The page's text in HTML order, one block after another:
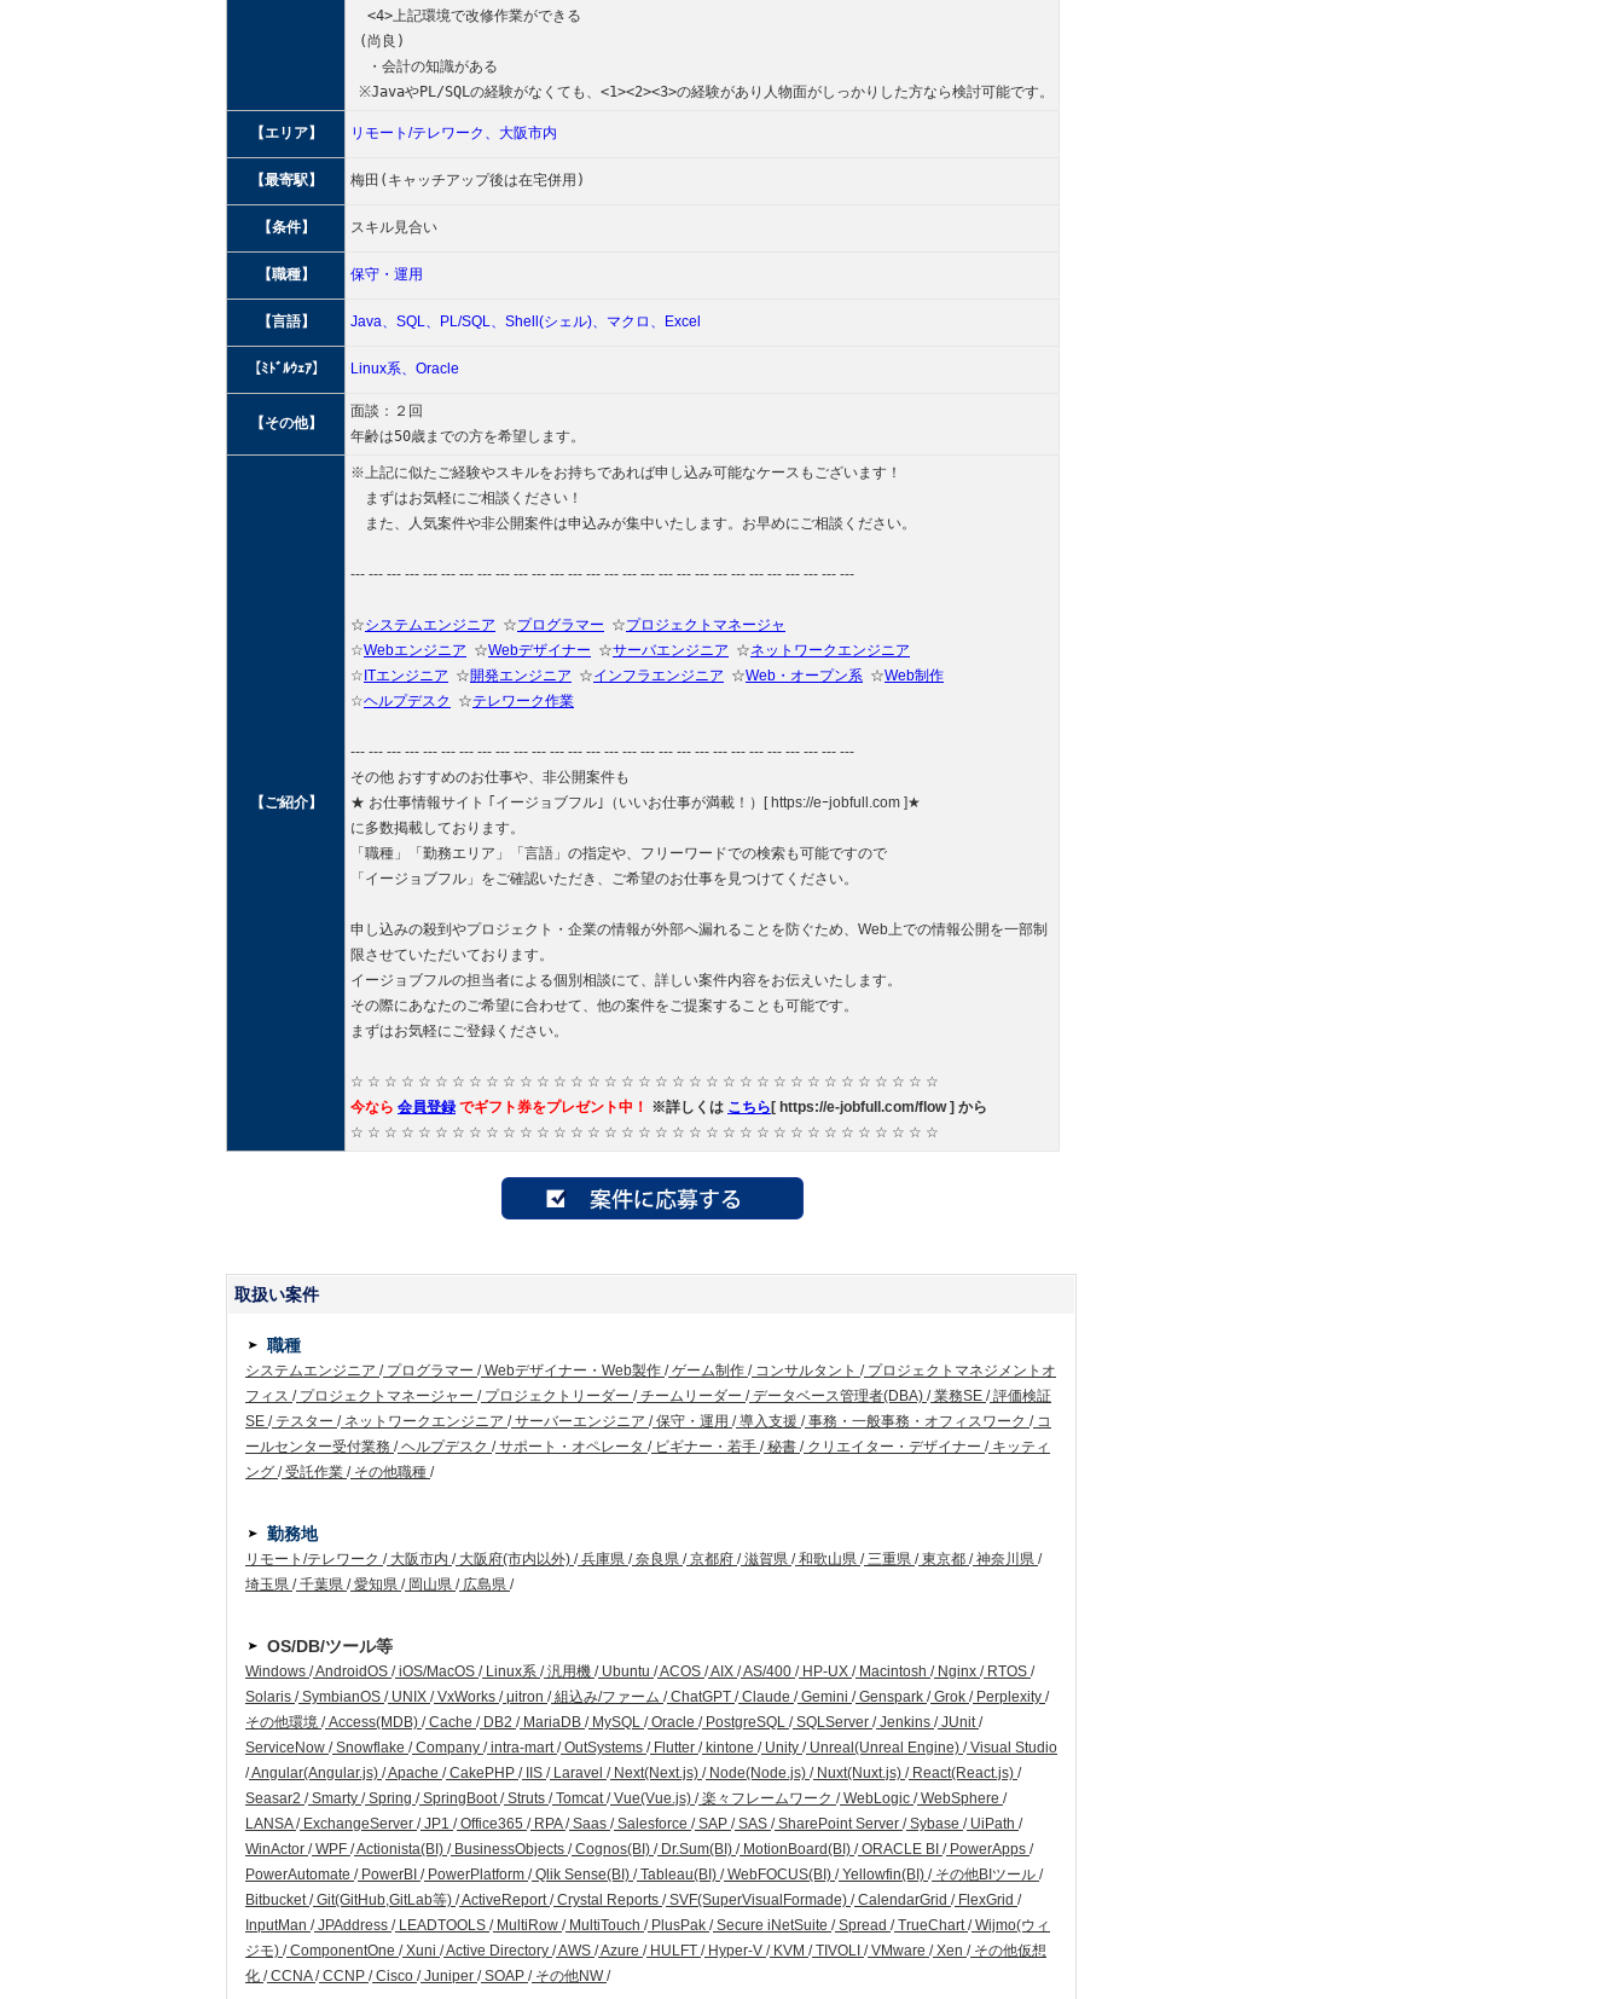
<4>上記環境で改修作業ができる
(尚良)
・会計の知識がある
※JavaやPL/SQLの経験がなくても、<1><2><3>の経験があり人物面がしっかりした方なら検討可能です。
【エリア】 リモート/テレワーク、 大阪市内
【最寄駅】 梅田(キャッチアップ後は在宅併用)
【条件】 スキル見合い
【職種】 保守・運用
【言語】 Java、 SQL、 PL/SQL、 Shell(シェル)、 マクロ、 Excel
【ﾐﾄﾞﾙｳｪｱ】 Linux系、 Oracle
【その他】
面談：２回
年齢は50歳までの方を希望します。
【ご紹介】
※上記に似たご経験やスキルをお持ちであれば申し込み可能なケースもございます！
まずはお気軽にご相談ください！
また、人気案件や非公開案件は申込みが集中いたします。お早めにご相談ください。
--- --- --- --- --- --- --- --- --- --- --- --- --- --- --- --- --- --- --- --- --- --- --- --- --- --- --- ---
☆システムエンジニア ☆プログラマー ☆プロジェクトマネージャ
☆Webエンジニア ☆Webデザイナー ☆サーバエンジニア ☆ネットワークエンジニア
☆ ITエンジニア ☆開発エンジニア ☆インフラエンジニア ☆Web・オープン系 ☆Web制作
☆ヘルプデスク ☆テレワーク作業
--- --- --- --- --- --- --- --- --- --- --- --- --- --- --- --- --- --- --- --- --- --- --- --- --- --- --- ---
その他 おすすめのお仕事や、非公開案件も
★ お仕事情報サイト ｢イージョブフル｣（いいお仕事が満載！）[ https://eｰjobfull.com ]★
に多数掲載しております。
「職種」「勤務エリア」「言語」の指定や、フリーワードでの検索も可能ですので
「イージョブフル」をご確認いただき、ご希望のお仕事を見つけてください。
申し込みの殺到やプロジェクト・企業の情報が外部へ漏れることを防ぐため、Web上での情報公開を一部制
限させていただいております。
イージョブフルの担当者による個別相談にて、詳しい案件内容をお伝えいたします。
その際にあなたのご希望に合わせて、他の案件をご提案することも可能です。
まずはお気軽にご登録ください。
☆ ☆ ☆ ☆ ☆ ☆ ☆ ☆ ☆ ☆ ☆ ☆ ☆ ☆ ☆ ☆ ☆ ☆ ☆ ☆ ☆ ☆ ☆ ☆ ☆ ☆ ☆ ☆ ☆ ☆ ☆ ☆ ☆ ☆ ☆
今なら 会員登録でギフト券をプレゼント中！ ※詳しくは こちら [ https://e-jobfull.com/flow ] から
☆ ☆ ☆ ☆ ☆ ☆ ☆ ☆ ☆ ☆ ☆ ☆ ☆ ☆ ☆ ☆ ☆ ☆ ☆ ☆ ☆ ☆ ☆ ☆ ☆ ☆ ☆ ☆ ☆ ☆ ☆ ☆ ☆ ☆ ☆
取扱い案件
職種
システムエンジニア /プログラマー /Webデザイナー・Web製作 /ゲーム制作 /コンサルタント /プロジェクトマネジメントオ
フィス /プロジェクトマネージャー /プロジェクトリーダー /チームリーダー /データベース管理者(DBA) /業務SE /評価検証
SE /テスター /ネットワークエンジニア /サーバーエンジニア /保守・運用 /導入支援 /事務・一般事務・オフィスワーク /コ
ールセンター受付業務 /ヘルプデスク /サポート・オペレータ /ビギナー・若手 /秘書 /クリエイター・デザイナー /キッティ
ング /受託作業 /その他職種 /
勤務地
リモート/テレワーク /大阪市内 /大阪府(市内以外) /兵庫県 /奈良県 /京都府 /滋賀県 /和歌山県 /三重県 /東京都 /神奈川県 /
埼玉県 /千葉県 /愛知県 /岡山県 /広島県 /
OS/DB/ツール等
Windows /AndroidOS /iOS/MacOS /Linux系 /汎用機 /Ubuntu /ACOS /AIX /AS/400 /HP-UX /Macintosh /Nginx /RTOS /
Solaris /SymbianOS /UNIX /VxWorks /μitron /組込み/ファーム /ChatGPT /Claude /Gemini /Genspark /Grok /Perplexity /
その他環境 /Access(MDB) /Cache /DB2 /MariaDB /MySQL /Oracle /PostgreSQL /SQLServer /Jenkins /JUnit/
ServiceNow /Snowflake /Company /intra-mart/OutSystems /Flutter /kintone /Unity /Unreal(Unreal Engine) /Visual Studio
/Angular(Angular.js) /Apache /CakePHP /IIS /Laravel /Next(Next.js) /Node(Node.js) /Nuxt(Nuxt.js) /React(React.js) /
Seasar2 /Smarty /Spring /SpringBoot/Struts /Tomcat/Vue(Vue.js) /楽々フレームワーク /WebLogic /WebSphere /
LANSA/ExchangeServer /JP1 /Office365 /RPA/Saas /Salesforce /SAP /SAS /SharePoint Server /Sybase /UiPath /
WinActor /WPF /Actionista(BI) /BusinessObjects /Cognos(BI) /Dr.Sum(BI) /MotionBoard(BI) /ORACLE BI /PowerApps /
PowerAutomate /PowerBI /PowerPlatform /Qlik Sense(BI) /Tableau(BI) /WebFOCUS(BI) /Yellowfin(BI) /その他BIツール /
Bitbucket/Git(GitHub,GitLab等) /ActiveReport/Crystal Reports /SVF(SuperVisualFormade) /CalendarGrid /FlexGrid /
InputMan /JPAddress /LEADTOOLS /MultiRow /MultiTouch /PlusPak /Secure iNetSuite /Spread /TrueChart/Wijmo(ウィ
ジモ) /ComponentOne /Xuni /Active Directory /AWS /Azure /HULFT /Hyper-V /KVM /TIVOLI /VMware /Xen /その他仮想
化 /CCNA/CCNP /Cisco /Juniper /SOAP /その他NW/